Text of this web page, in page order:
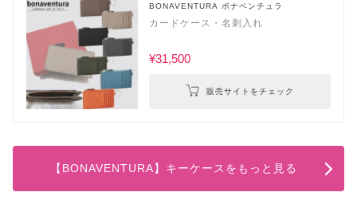
BONAVENTURA ボナベンチュラ
カードケース・名刺入れ
¥31,500
販売サイトをチェック
【BONAVENTURA】キーケースをもっと見る